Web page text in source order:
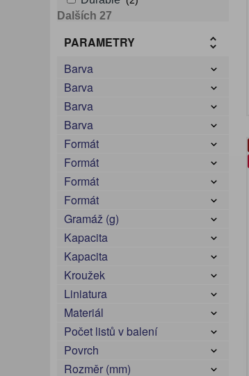
Dalších 27
PARAMETRY
Barva
Barva
Barva
Barva
Formát
Formát
Formát
Formát
Gramáž (g)
Kapacita
Kapacita
Kroužek
Liniatura
Materiál
Počet listů v balení
Povrch
Rozměr (mm)